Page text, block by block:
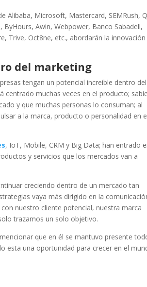
Alibaba, Microsoft, Mastercard, SEMRush,
ByHours, Awin, Webpower, Banco Sabadell,
Trive, Oct8ne, etc., abordarán la
del marketing
tengan un potencial increíble dentro del
centrado muchas veces en el producto;
y que muchas personas lo consuman; al
a la marca, producto o personalidad en
, IoT, Mobile, CRM y Big Data; han entrado
y servicios que los mercados van a
creciendo dentro de un mercado tan
vaya más dirigido en la
nuestro cliente potencial, nuestra marca
trazamos un solo objetivo.
que en él se mantuvo presente
esta una oportunidad para crecer en el